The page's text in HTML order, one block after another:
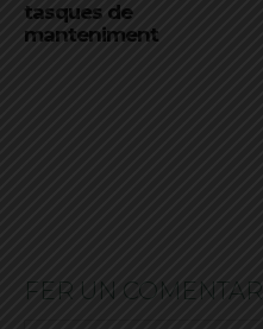
tasques de
manteniment
FER UN COMENTARI